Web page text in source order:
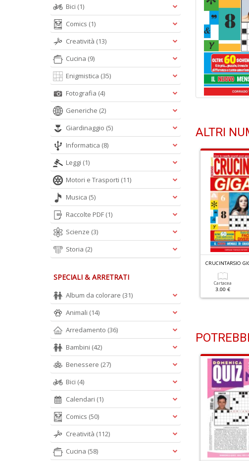
ALTRI
CRUCINTARSIO
Cartacea
3.00 €
Bici (1)
Comics (1)
Creatività (13)
Cucina (9)
Enigmistica (35)
Fotografia (4)
Generiche (2)
Giardinaggio (5)
Informatica (8)
Leggi (1)
Motori e Trasporti (11)
Musica (5)
Raccolte PDF (1)
Scienze (3)
Storia (2)
SPECIALI & ARRETRATI
Album da colorare (31)
Animali (14)
Arredamento (36)
Bambini (42)
Benessere (27)
Bici (4)
Calendari (1)
Comics (50)
Creatività (112)
Cucina (58)